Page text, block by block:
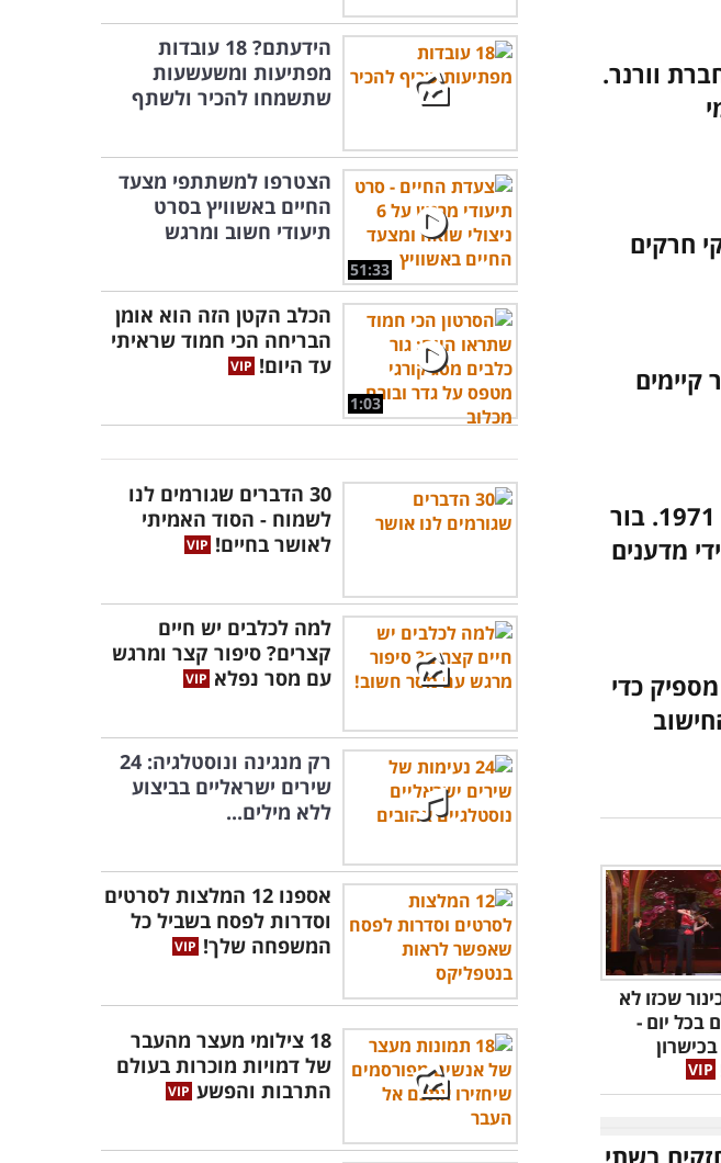
וורנר.
שוקולד ממוצעת מכילה כ-8 חלקי חרקים
בטורקמניסטן קיים בור אשר בוער ללא הפסקה מאז שנת 1971. בור
מדענים
מספיק כדי
פעמים, אך החישוב
שכזו לא
בכל יום -
הידעתם? 18 עובדות
מפתיעות ומשעשעות
שתשמחו להכיר ולשתף
51:33
הצטרפו למשתתפי מצעד
החיים באשוויץ בסרט
תיעודי חשוב ומרגש
1:03
הכלב הקטן הזה הוא אומן
הבריחה הכי חמוד שראיתי
עד היום!
30 הדברים שגורמים לנו
לשמוח - הסוד האמיתי
לאושר בחיים!
למה לכלבים יש חיים
קצרים? סיפור קצר ומרגש
עם מסר נפלא
רק מנגינה ונוסטלגיה: 24
שירים ישראליים בביצוע
ללא מילים...
אספנו 12 המלצות לסרטים
וסדרות לפסח בשביל כל
המשפחה שלך!
18 צילומי מעצר מהעבר
של דמויות מוכרות בעולם
התרבות והפשע